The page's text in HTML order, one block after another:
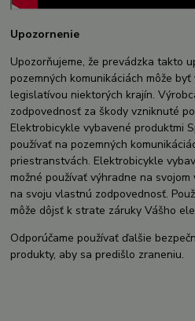
Upozornenie
Upozorňujeme, že prevádzka takto
pozemných komunikáciách môže
legislatívou niektorých krajín.
zodpovednosť za škody vzniknuté
Elektrobicykle vybavené produktmi
používať na pozemných
priestranstvách. Elektrobicykle
možné používať výhradne na
na svoju vlastnú zodpovednosť.
môže dôjsť k strate záruky Vášho
Odporúčame používať ďalšie
produkty, aby sa predišlo zraneniu.